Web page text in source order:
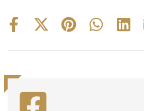
Share
Share
(Twitter)
Share
Share
Share